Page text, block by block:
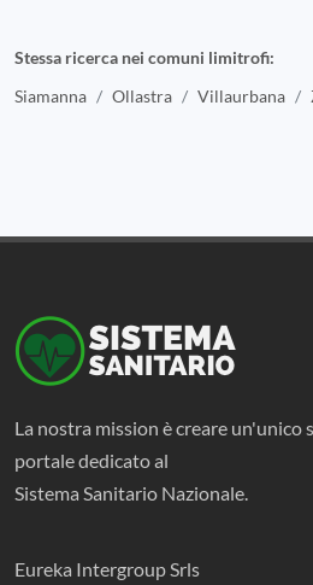
Stessa ricerca nei comuni limitrofi:
Siamanna
Ollastra Villaurbana
La nostra mission è creare un'unico
portale dedicato al
Sistema Sanitario Nazionale.
Eureka Intergroup Srls